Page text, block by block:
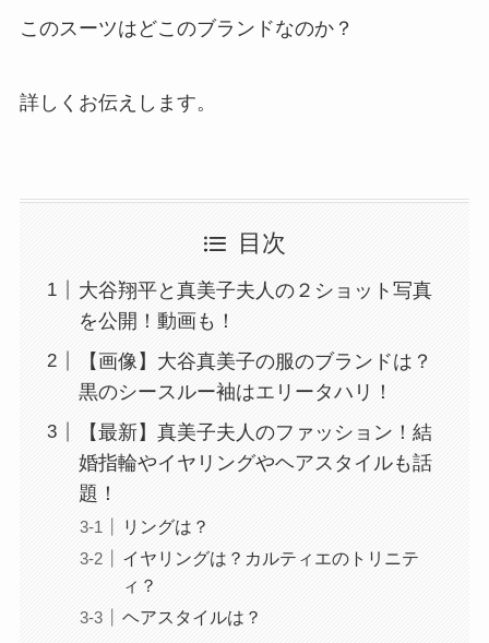
このスーツはどこのブランドなのか？
詳しくお伝えします。
目次
大谷翔平と真美子夫人の２ショット写真
を公開！動画も！
【画像】大谷真美子の服のブランドは？
黒のシースルー袖はエリータハリ！
【最新】真美子夫人のファッション！結
婚指輪やイヤリングやヘアスタイルも話
題！
リングは？
イヤリングは？カルティエのトリニテ
ィ？
ヘアスタイルは？